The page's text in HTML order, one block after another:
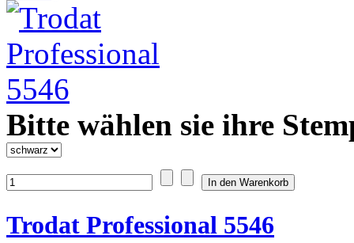
Bitte wählen sie ihre
Trodat Professional 5546